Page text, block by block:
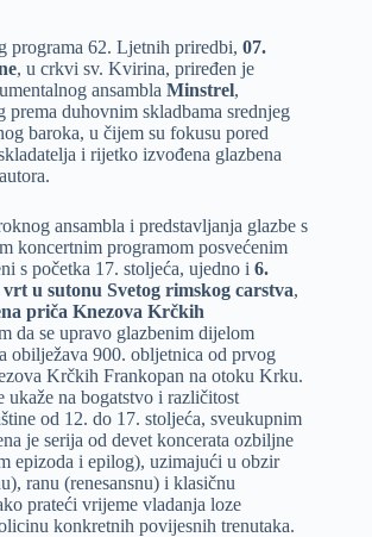
programa 62. Ljetnih priredbi, 07.
, u crkvi sv. Kvirina, priređen je
ansambla Minstrel,
prema duhovnim skladbama srednjeg
baroka, u čijem su fokusu pored
i rijetko izvođena glazbena
ansambla i predstavljanja glazbe s
koncertnim programom posvećenim
s početka 17. stoljeća, ujedno i 6.
u sutonu Svetog rimskog carstva,
priča Knezova Krčkih
da se upravo glazbenim dijelom
obilježava 900. obljetnica od prvog
Krčkih Frankopan na otoku Krku.
ukaže na bogatstvo i različitost
od 12. do 17. stoljeća, sveukupnim
je serija od devet koncerata ozbiljne
epizoda i epilog), uzimajući u obzir
ranu (renesansnu) i klasičnu
prateći vrijeme vladanja loze
konkretnih povijesnih trenutaka.